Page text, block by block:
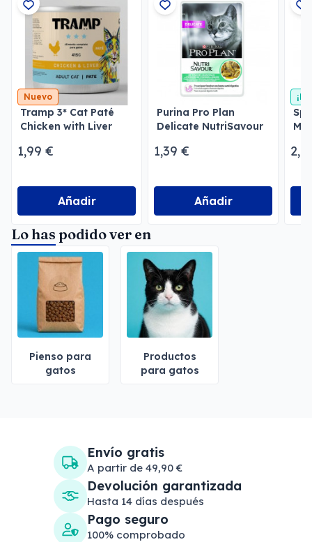
Nuevo
Tramp 3* Cat Paté
Chicken with Liver
1,99 €
Añadir
Purina Pro Plan
Delicate NutriSavour
1,39 €
Añadir
Lo has podido ver en
Pienso para
gatos
Productos
para gatos
Envío gratis
A partir de 49,90 €
Devolución garantizada
Hasta 14 días después
Pago seguro
100% comprobado